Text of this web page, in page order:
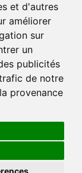
et d'autres
améliorer
sur
un
publicités
de notre
provenance
personnelles